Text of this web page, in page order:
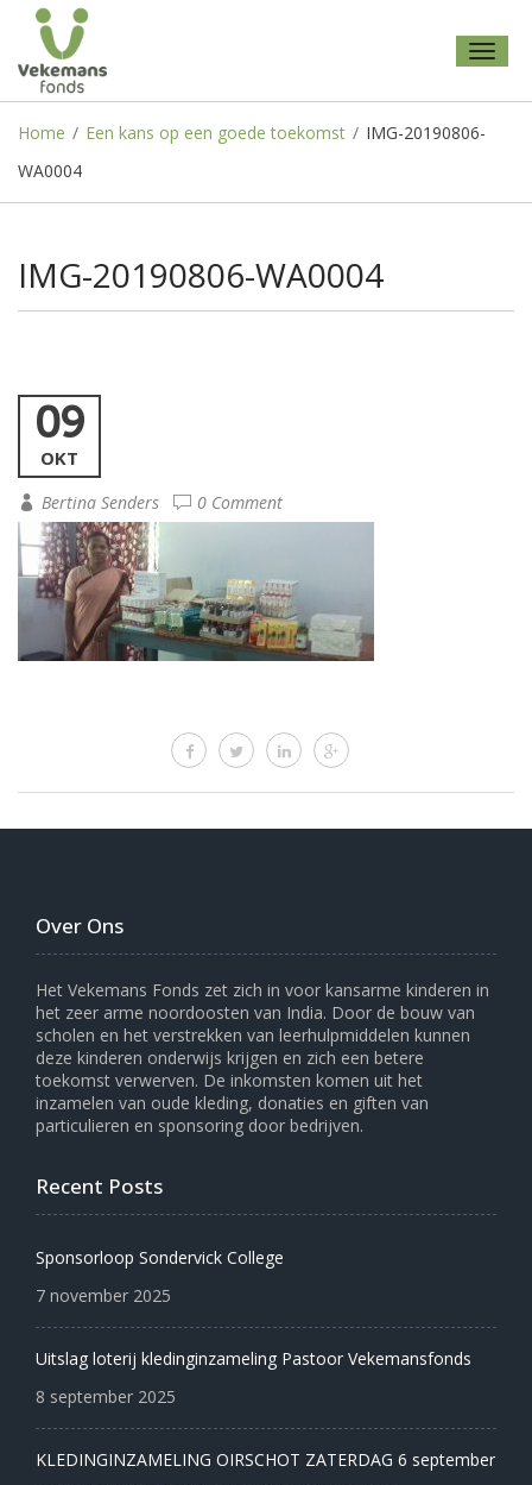
Home / Een kans op een goede toekomst / IMG-20190806-
WA0004
IMG-20190806-WA0004
09
OKT
Bertina Senders 0 Comment
Over Ons
Het Vekemans Fonds zet zich in voor kansarme kinderen in
het zeer arme noordoosten van India. Door de bouw van
scholen en het verstrekken van leerhulpmiddelen kunnen
deze kinderen onderwijs krijgen en zich een betere
toekomst verwerven. De inkomsten komen uit het
inzamelen van oude kleding, donaties en giften van
particulieren en sponsoring door bedrijven.
Recent Posts
Sponsorloop Sondervick College
7 november 2025
Uitslag loterij kledinginzameling Pastoor Vekemansfonds
8 september 2025
KLEDINGINZAMELING OIRSCHOT ZATERDAG 6 september